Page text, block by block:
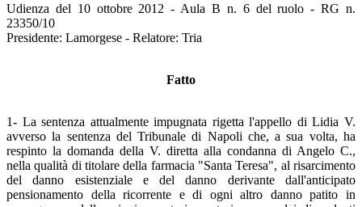
Udienza del 10 ottobre 2012 - Aula B n. 6 del ruolo - RG n.
23350/10
Presidente: Lamorgese - Relatore: Tria
Fatto
1- La sentenza attualmente impugnata rigetta l'appello di Lidia V.
avverso la sentenza del Tribunale di Napoli che, a sua volta, ha
respinto la domanda della V. diretta alla condanna di Angelo C.,
nella qualità di titolare della farmacia "Santa Teresa", al risarcimento
del danno esistenziale e del danno derivante dall'anticipato
pensionamento della ricorrente e di ogni altro danno patito in